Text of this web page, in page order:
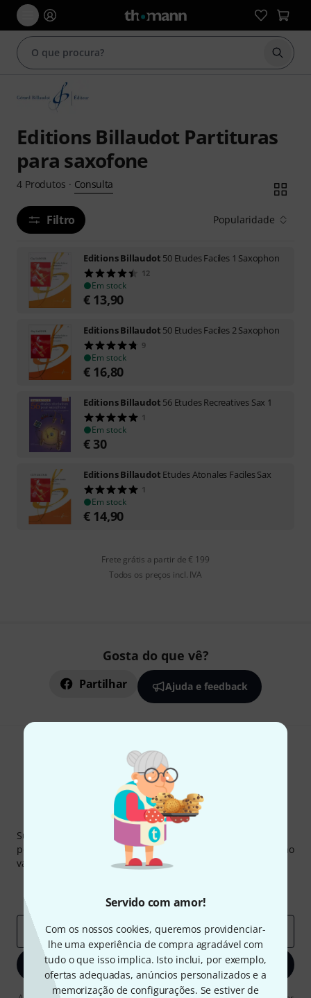
Servido com amor!
Com os nossos cookies, queremos providenciar-
lhe uma experiência de compra agradável com
tudo o que isso implica. Isto inclui, por exemplo,
ofertas adequadas, anúncios personalizados e a
memorização de configurações. Se estiver de
Iniciar
Editions Billaudot Partituras
para saxofone
4 Produtos · Consulta
Filtro Popularidade
Editions Billaudot 50 Etudes Faciles 1 Saxophon
12
Em stock
€ 13,90
Editions Billaudot 50 Etudes Faciles 2 Saxophon
9
Em stock
€ 16,80
Editions Billaudot 56 Etudes Recreatives Sax 1
1
Em stock
€ 30
Editions Billaudot Etudes Atonales Faciles Sax
1
Em stock
€ 14,90
Frete grátis a partir de € 199
Todos os preços incl. IVA
Gosta do que vê?
Partilhar Ajuda e feedback
Newsletter Thomann
Subscreva a Newsletter da Thomann em inglês e com um
pouco de sorte você poderá ganhar um dos
no
valor de
Insights da Thomann
Endereço de e-mail*
Inscreva-se agora